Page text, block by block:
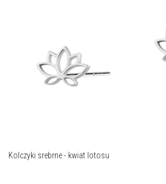
Kolczyki srebrne - kwiat lotosu